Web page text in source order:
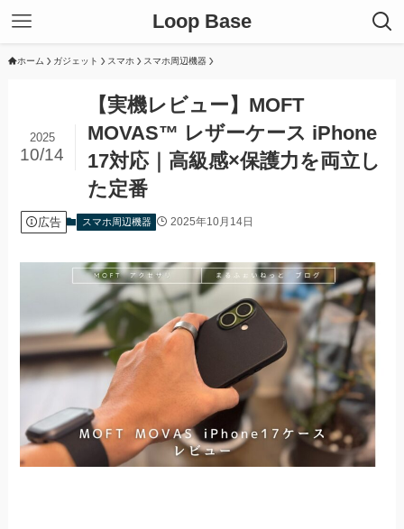
Loop Base
ホーム ガジェット スマホ スマホ周辺機器
【実機レビュー】MOFT
MOVAS™ レザーケース iPhone
17対応｜高級感×保護力を両立し
た定番
2025
10/14
広告 スマホ周辺機器 2025年10月14日